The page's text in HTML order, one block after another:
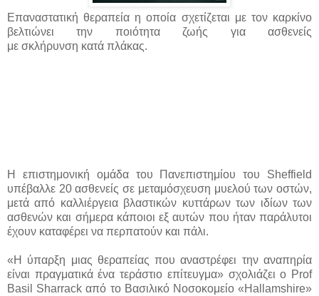
Επαναστατική θεραπεία η οποία σχετίζεται με τον καρκίνο
βελτιώνει την ποιότητα ζωής για ασθενείς
με σκλήρυνση κατά πλάκας.
H επιστημονική ομάδα του Πανεπιστημίου του Sheffield
υπέβαλλε 20 ασθενείς σε μεταμόσχευση μυελού των οστών,
μετά από καλλιέργεια βλαστικών κυττάρων των ιδίων των
ασθενών και σήμερα κάποιοι εξ αυτών που ήταν παράλυτοι
έχουν καταφέρει να περπατούν και πάλι.
«Η ύπαρξη μιας θεραπείας που αναστρέφει την αναπηρία
είναι πραγματικά ένα τεράστιο επίτευγμα» σχολιάζει ο Prof
Basil Sharrack από το Βασιλικό Νοσοκομείο «Hallamshire»